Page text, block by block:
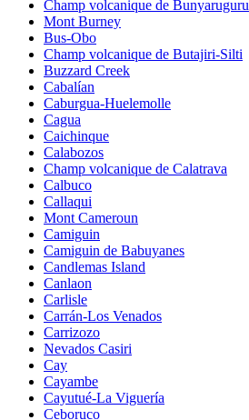
Champ volcanique de Bunyaruguru
Mont Burney
Bus-Obo
Champ volcanique de Butajiri-Silti
Buzzard Creek
Cabalían
Caburgua-Huelemolle
Cagua
Caichinque
Calabozos
Champ volcanique de Calatrava
Calbuco
Callaqui
Mont Cameroun
Camiguin
Camiguin de Babuyanes
Candlemas Island
Canlaon
Carlisle
Carrán-Los Venados
Carrizozo
Nevados Casiri
Cay
Cayambe
Cayutué-La Viguería
Ceboruco